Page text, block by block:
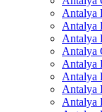
Antalya
Antalya
Antalya
Antalya
Antalya
Antalya
Antalya
Antalya